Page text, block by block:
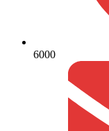
6000